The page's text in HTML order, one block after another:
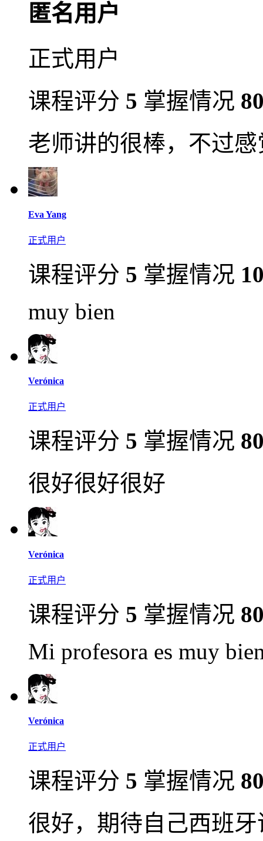
匿名用户
正式用户
课程评分 5 掌握情况
老师讲的很棒，不过
Eva Yang
正式用户
课程评分 5 掌握情况
muy bien
Verónica
正式用户
课程评分 5 掌握情况
很好很好很好
Verónica
正式用户
课程评分 5 掌握情况
Mi profesora es muy
Verónica
正式用户
课程评分 5 掌握情况
很好，期待自己西班